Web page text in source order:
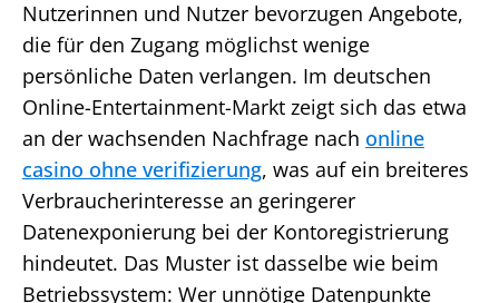
Nutzerinnen und Nutzer bevorzugen Angebote,
die für den Zugang möglichst wenige
persönliche Daten verlangen. Im deutschen
Online-Entertainment-Markt zeigt sich das etwa
an der wachsenden Nachfrage nach online
casino ohne verifizierung, was auf ein breiteres
Verbraucherinteresse an geringerer
Datenexponierung bei der Kontoregistrierung
hindeutet. Das Muster ist dasselbe wie beim
Betriebssystem: Wer unnötige Datenpunkte